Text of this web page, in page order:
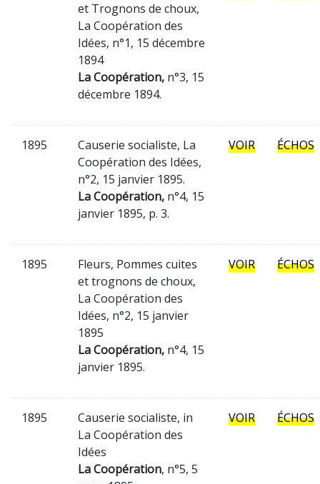
et Trognons de choux,
La Coopération des
Idées, n°1, 15 décembre
1894
La Coopération, n°3, 15
décembre 1894.
1895
Causerie socialiste, La
Coopération des Idées,
n°2, 15 janvier 1895.
La Coopération, n°4, 15
janvier 1895, p. 3.
VOIR ÉCHOS
1895
Fleurs, Pommes cuites
et trognons de choux,
La Coopération des
Idées, n°2, 15 janvier
1895
La Coopération, n°4, 15
janvier 1895.
VOIR ÉCHOS
1895
Causerie socialiste, in
La Coopération des
Idées
La Coopération, n°5, 5
VOIR ÉCHOS